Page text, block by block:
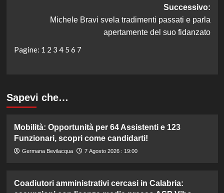
Successivo:
Michele Bravi svela tradimenti passati e parla
apertamente del suo fidanzato
Pagine: 1 2 3 4 5 6 7
Sapevi che…
Mobilità: Opportunità per 64 Assistenti e 123
Funzionari, scopri come candidarti!
Germana Bevilacqua 7 Agosto 2026 : 19:00
Coadiutori amministrativi cercasi in Calabria: